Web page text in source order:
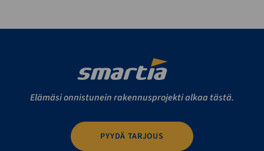
Elämäsi onnistunein rakennusprojekti alkaa tästä.
PYYDÄ TARJOUS